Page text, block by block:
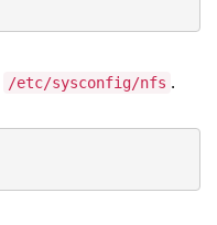
/etc/sysconfig/nfs .